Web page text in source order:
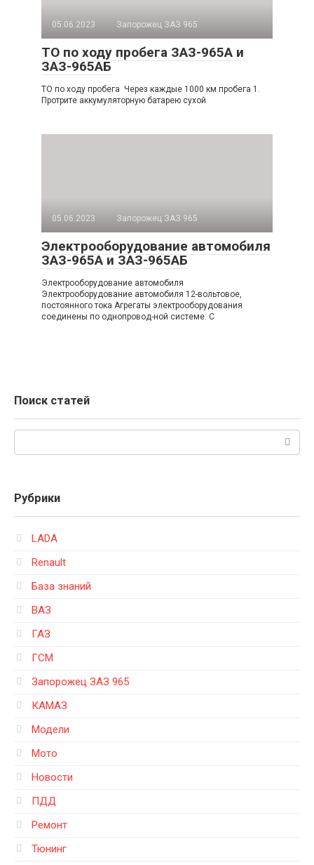
05.06.2023 Запорожец ЗАЗ 965
ТО по ходу пробега ЗАЗ-965А и
ЗАЗ-965АБ
ТО по ходу пробега Через каждые 1000 км пробега 1.
Протрите аккумуляторную батарею сухой
05.06.2023 Запорожец ЗАЗ 965
Электрооборудование автомобиля
ЗАЗ-965А и ЗАЗ-965АБ
Электрооборудование автомобиля
Электрооборудование автомобиля 12-вольтовое,
постоянного тока Агрегаты электрооборудования
соединены по однопровод-ной системе. С
Поиск статей
Рубрики
LADA
Renault
База знаний
ВАЗ
ГАЗ
ГСМ
Запорожец ЗАЗ 965
КАМАЗ
Модели
Мото
Новости
ПДД
Ремонт
Тюнинг